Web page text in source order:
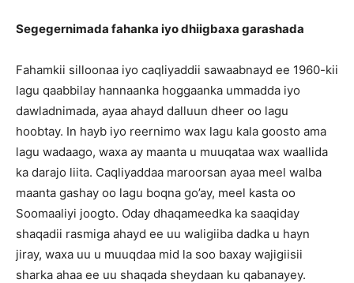
Segegernimada fahanka iyo dhiigbaxa garashada
Fahamkii silloonaa iyo caqliyaddii sawaabnayd ee 1960-kii
lagu qaabbilay hannaanka hoggaanka ummadda iyo
dawladnimada, ayaa ahayd dalluun dheer oo lagu
hoobtay. In hayb iyo reernimo wax lagu kala goosto ama
lagu wadaago, waxa ay maanta u muuqataa wax waallida
ka darajo liita. Caqliyaddaa maroorsan ayaa meel walba
maanta gashay oo lagu boqna go’ay, meel kasta oo
Soomaaliyi joogto. Oday dhaqameedka ka saaqiday
shaqadii rasmiga ahayd ee uu waligiiba dadka u hayn
jiray, waxa uu u muuqdaa mid la soo baxay wajigiisii
sharka ahaa ee uu shaqada sheydaan ku qabanayey.